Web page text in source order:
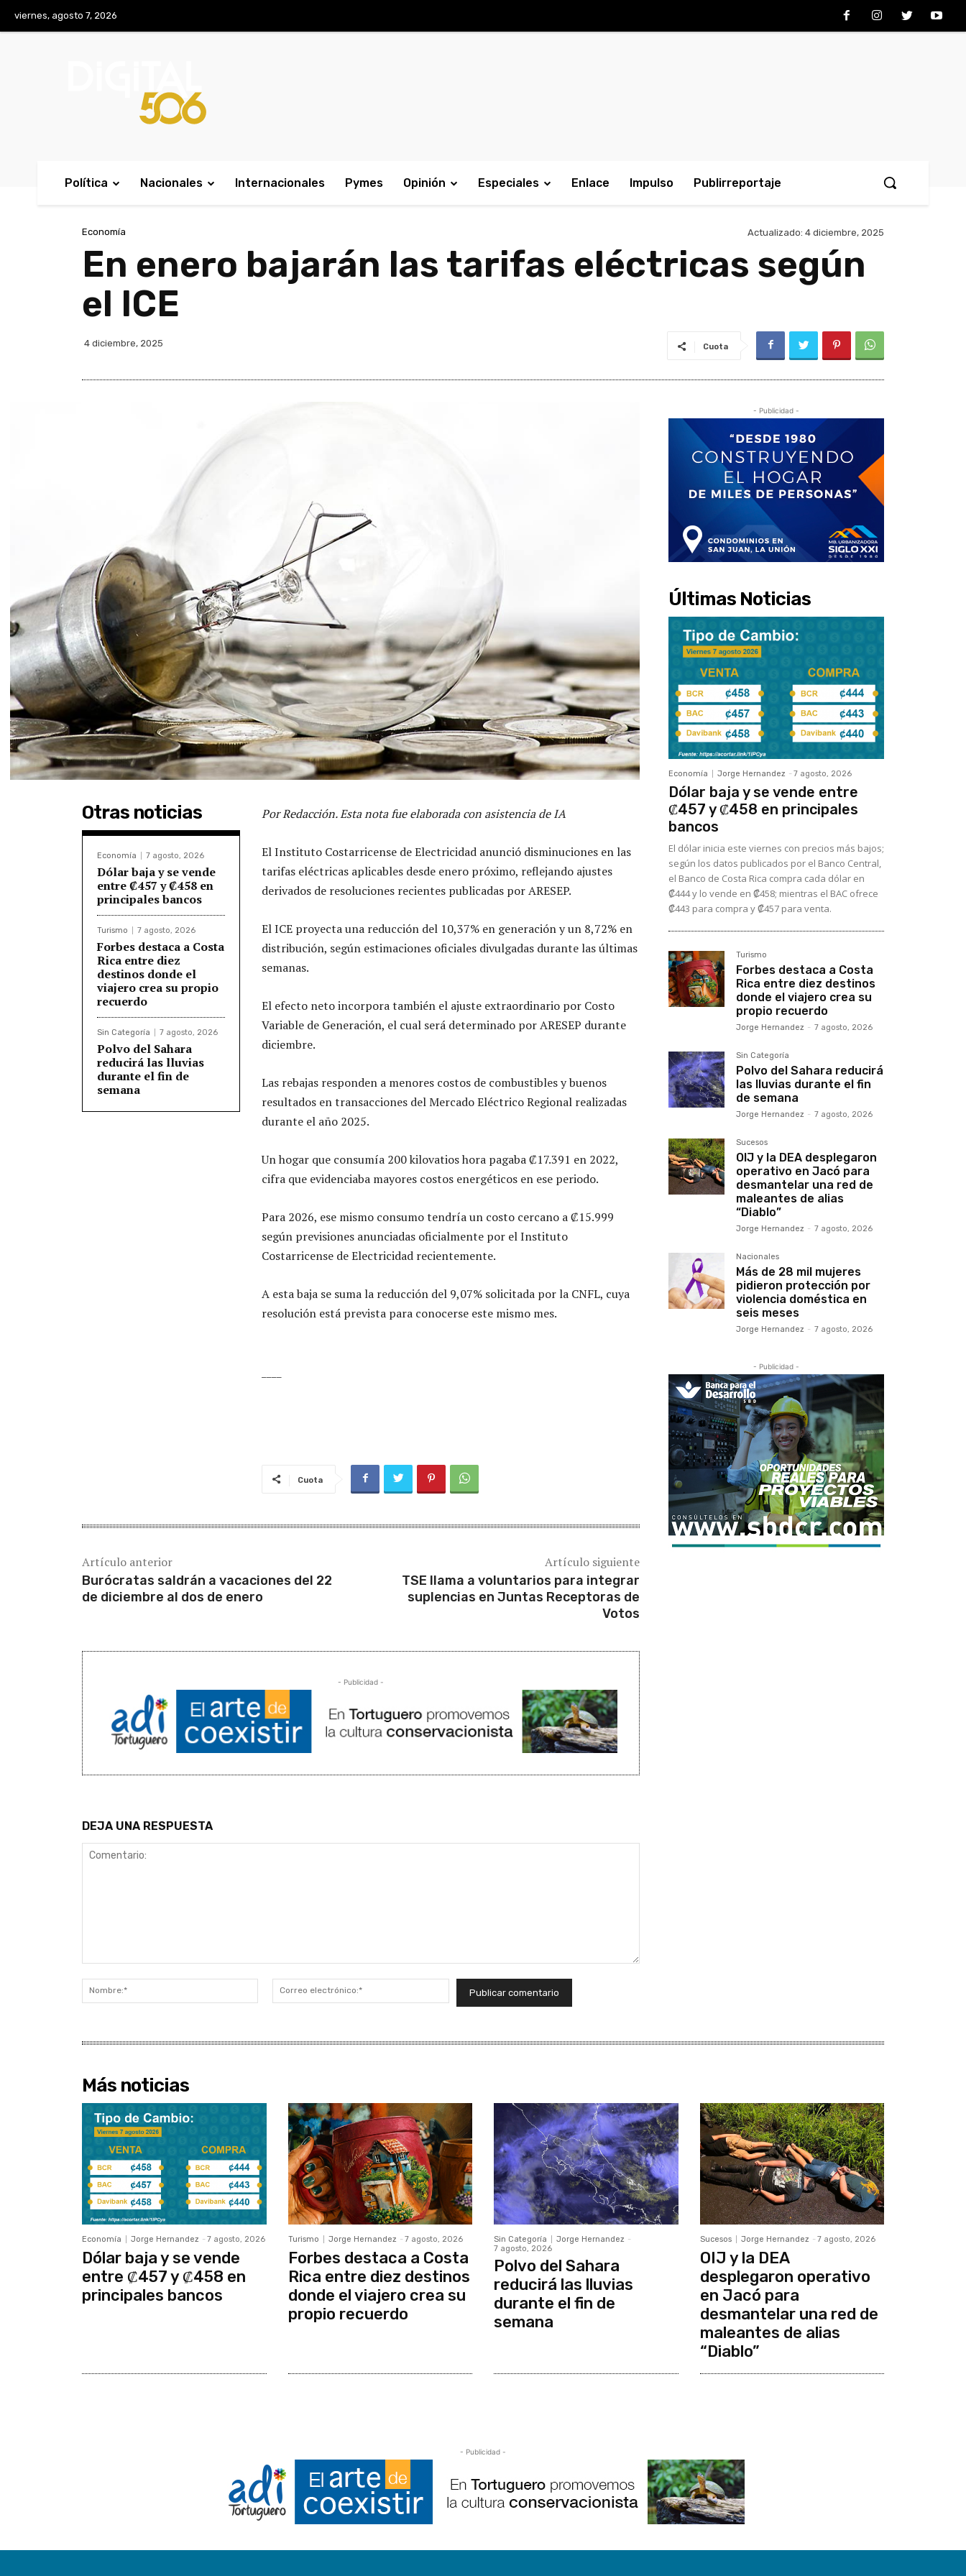
viernes, agosto 7, 2026
Política Nacionales Internacionales Pymes Opinión Especiales Enlace Impulso Publirreportaje
Economía Actualizado: 4 diciembre, 2025
En enero bajarán las tarifas eléctricas según
el ICE
4 diciembre, 2025 Cuota
Otras noticias
Economía 7 agosto, 2026
Dólar baja y se vende
entre ₡457 y ₡458 en
principales bancos
Turismo 7 agosto, 2026
Forbes destaca a Costa
Rica entre diez
destinos donde el
viajero crea su propio
recuerdo
Sin Categoría 7 agosto, 2026
Polvo del Sahara
reducirá las lluvias
durante el fin de
semana
Por Redacción. Esta nota fue elaborada con asistencia de IA
El Instituto Costarricense de Electricidad anunció disminuciones en las
tarifas eléctricas aplicables desde enero próximo, reflejando ajustes
derivados de resoluciones recientes publicadas por ARESEP.
El ICE proyecta una reducción del 10,37% en generación y un 8,72% en
distribución, según estimaciones oficiales divulgadas durante las últimas
semanas.
El efecto neto incorpora también el ajuste extraordinario por Costo
Variable de Generación, el cual será determinado por ARESEP durante
diciembre.
Las rebajas responden a menores costos de combustibles y buenos
resultados en transacciones del Mercado Eléctrico Regional realizadas
durante el año 2025.
Un hogar que consumía 200 kilovatios hora pagaba ₡17.391 en 2022,
cifra que evidenciaba mayores costos energéticos en ese periodo.
Para 2026, ese mismo consumo tendría un costo cercano a ₡15.999
según previsiones anunciadas oficialmente por el Instituto
Costarricense de Electricidad recientemente.
A esta baja se suma la reducción del 9,07% solicitada por la CNFL, cuya
resolución está prevista para conocerse este mismo mes.
Cuota
Artículo anterior
Burócratas saldrán a vacaciones del 22
de diciembre al dos de enero
Artículo siguiente
TSE llama a voluntarios para integrar
suplencias en Juntas Receptoras de
Votos
- Publicidad -
DEJA UNA RESPUESTA
Nombre:*
electrónico:*
- Publicidad -
Últimas Noticias
Economía Jorge Hernandez - 7 agosto, 2026
Dólar baja y se vende entre
₡457 y ₡458 en principales
bancos
El dólar inicia este viernes con precios más bajos;
según los datos publicados por el Banco Central,
el Banco de Costa Rica compra cada dólar en
₡444 y lo vende en ₡458; mientras el BAC ofrece
₡443 para compra y ₡457 para venta.
Turismo
Forbes destaca a Costa
Rica entre diez destinos
donde el viajero crea su
propio recuerdo
Jorge Hernandez - 7 agosto, 2026
Sin Categoría
Polvo del Sahara reducirá
las lluvias durante el fin
de semana
Jorge Hernandez - 7 agosto, 2026
Sucesos
OIJ y la DEA desplegaron
operativo en Jacó para
desmantelar una red de
maleantes de alias
“Diablo”
Jorge Hernandez - 7 agosto, 2026
Nacionales
Más de 28 mil mujeres
pidieron protección por
violencia doméstica en
seis meses
Jorge Hernandez - 7 agosto, 2026
- Publicidad -
Más noticias
Economía Jorge Hernandez - 7 agosto, 2026
Dólar baja y se vende
entre ₡457 y ₡458 en
principales bancos
Turismo Jorge Hernandez - 7 agosto, 2026
Forbes destaca a Costa
Rica entre diez destinos
donde el viajero crea su
propio recuerdo
Sin Categoría Jorge Hernandez -
7 agosto, 2026
Polvo del Sahara
reducirá las lluvias
durante el fin de
semana
Sucesos Jorge Hernandez - 7 agosto, 2026
OIJ y la DEA
desplegaron operativo
en Jacó para
desmantelar una red de
maleantes de alias
“Diablo”
- Publicidad -